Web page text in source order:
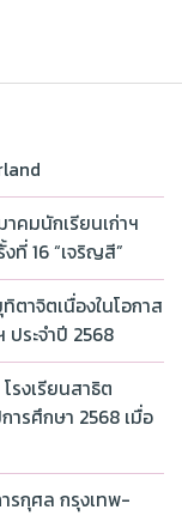
คมนักเรียนเก่าฯ
ที่ 16 “เจริญสี”
าจิตเนื่องในโอกาส
ระจำปี 2568
รงเรียนสาธิต
รศึกษา 2568 เมื่อ
รกุศล กรุงเทพ-